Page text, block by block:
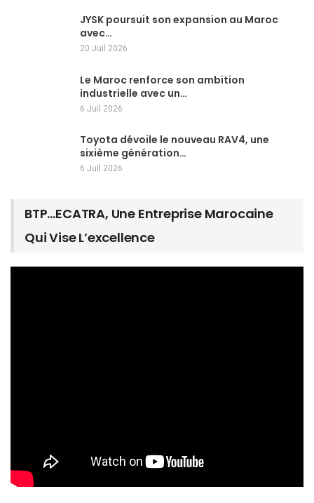
JYSK poursuit son expansion au Maroc
avec…
20 Juil 2026
Le Maroc renforce son ambition
industrielle avec un…
6 Juil 2026
Toyota dévoile le nouveau RAV4, une
sixième génération…
6 Juil 2026
BTP…ECATRA, Une Entreprise Marocaine
Qui Vise L’excellence